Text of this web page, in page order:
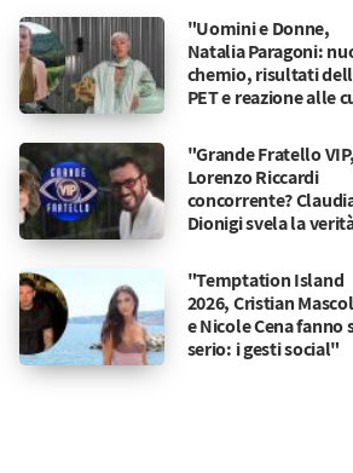
"Uomini e Donne,
Natalia Paragoni:
chemio, risultati
PET e reazione alle
"Grande Fratello VIP,
Lorenzo Riccardi
concorrente?
Dionigi svela la
"Temptation Island
2026, Cristian
e Nicole Cena fanno
serio: i gesti social"